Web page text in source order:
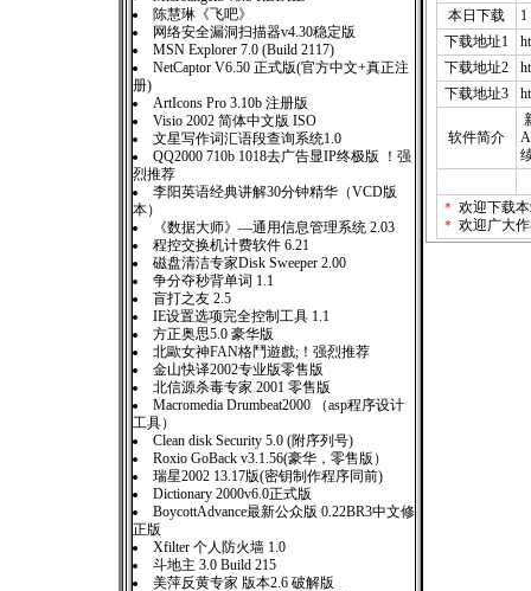
陈慧琳《飞吧》
网络安全漏洞扫描器v4.30稳定版
MSN Explorer 7.0 (Build 2117)
NetCaptor V6.50 正式版(官方中文+真正注
册)
ArtIcons Pro 3.10b 注册版
Visio 2002 简体中文版 ISO
文星写作词汇语段查询系统1.0
QQ2000 710b 1018去广告显IP终极版 ！强
烈推荐
李阳英语经典讲解30分钟精华（VCD版
本）
《数据大师》—通用信息管理系统 2.03
程控交换机计费软件 6.21
磁盘清洁专家Disk Sweeper 2.00
争分夺秒背单词 1.1
盲打之友 2.5
IE设置选项完全控制工具 1.1
方正奥思5.0 豪华版
北歐女神FAN格鬥遊戲;！强烈推荐
金山快译2002专业版零售版
北信源杀毒专家 2001 零售版
Macromedia Drumbeat2000 （asp程序设计
工具）
Clean disk Security 5.0 (附序列号)
Roxio GoBack v3.1.56(豪华，零售版）
瑞星2002 13.17版(密钥制作程序同前)
Dictionary 2000v6.0正式版
BoycottAdvance最新公众版 0.22BR3中文修
正版
Xfilter 个人防火墙 1.0
斗地主 3.0 Build 215
美萍反黄专家 版本2.6 破解版
本日下载
下载地址1
下载地址2
下载地址3
软件简介
＊ 欢迎下载
＊ 欢迎广大